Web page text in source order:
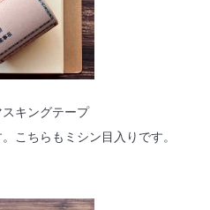
スキングテープ
こちらもミシン目入りです。